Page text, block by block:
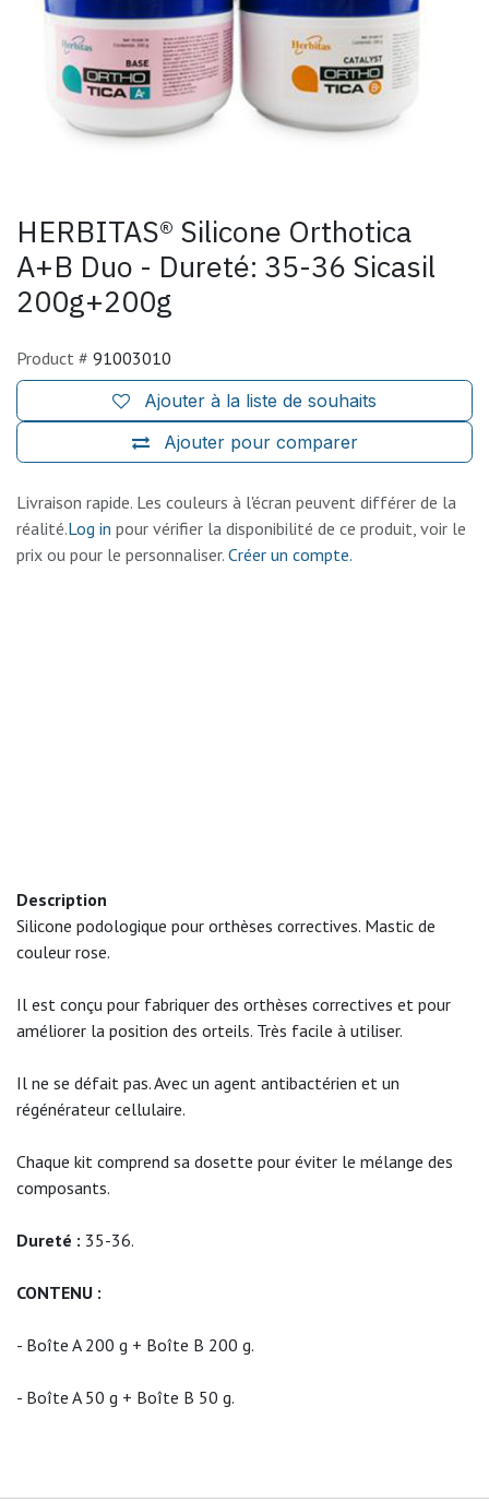
HERBITAS® Silicone Orthotica
A+B Duo - Dureté: 35-36 Sicasil
200g+200g
Product # 91003010
Ajouter pour comparer
Ajouter à la liste de souhaits
Livraison rapide. Les couleurs à l'écran peuvent différer de la
réalité.Log in pour vérifier la disponibilité de ce produit, voir le
prix ou pour le personnaliser. Créer un compte.
Description
Silicone podologique pour orthèses correctives. Mastic de
couleur rose.
Il est conçu pour fabriquer des orthèses correctives et pour
améliorer la position des orteils. Très facile à utiliser.
Il ne se défait pas. Avec un agent antibactérien et un
régénérateur cellulaire.
Chaque kit comprend sa dosette pour éviter le mélange des
composants.
Dureté : 35-36.
CONTENU :
- Boîte A 200 g + Boîte B 200 g.
- Boîte A 50 g + Boîte B 50 g.